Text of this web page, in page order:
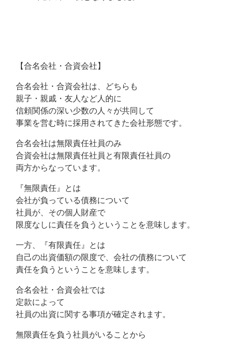
【合名会社・合資会社】
合名会社・合資会社は、どちらも
親子・親戚・友人など人的に
信頼関係の深い少数の人々が共同して
事業を営む時に採用されてきた会社形態です。
合名会社は無限責任社員のみ
合資会社は無限責任社員と有限責任社員の
両方からなっています。
『無限責任』とは
会社が負っている債務について
社員が、その個人財産で
限度なしに責任を負うということを意味します。
一方、『有限責任』とは
自己の出資価額の限度で、会社の債務について
責任を負うということを意味します。
合名会社・合資会社では
定款によって
社員の出資に関する事項が確定されます。
無限責任を負う社員がいることから